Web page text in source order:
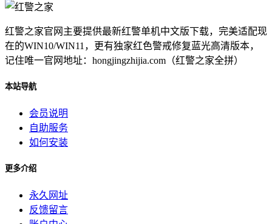
红警之家官网主要提供最新红警单机中文版下载，完美适配现
在的WIN10/WIN11，更有独家红色警戒修复蓝光高清版本，
记住唯一官网地址：hongjingzhijia.com（红警之家全拼）
本站导航
会员说明
自助服务
如何安装
更多介绍
永久网址
反馈留言